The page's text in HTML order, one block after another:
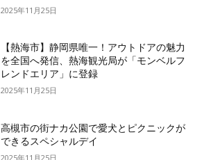
2025年11月25日
【熱海市】静岡県唯一！アウトドアの魅力
を全国へ発信、熱海観光局が「モンベルフ
レンドエリア」に登録
2025年11月25日
高槻市の街ナカ公園で愛犬とピクニックが
できるスペシャルデイ
2025年11月25日